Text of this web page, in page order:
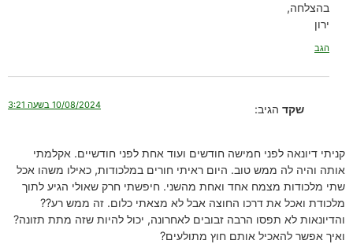
בהצלחה,
ירון
הגב
שקד הגיב: 10/08/2024 בשעה 3:21
קניתי דיונאה לפני חמישה חודשים ועוד אחת לפני חודשיים. אקלמתי
אותה והיה לה ממש טוב. היום ראיתי חורים במלכודות, כאילו משהו אכל
שתי מלכודות מצמח אחד ואחת מהשני. חיפשתי חרק שאולי הגיע לתוך
מלכודת ואכל את דרכו החוצה אבל לא מצאתי כלום. זה ממש רע??
והדיונאות לא תפסו הרבה זבובים לאחרונה, יכול להיות שזה מתת תזונה?
ואיך אפשר להאכיל אותם חוץ מתולעים?